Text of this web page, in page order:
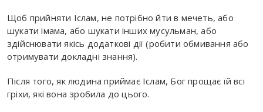
Щоб прийняти Іслам, не потрібно йти в мечеть, або
шукати імама, або шукати інших мусульман, або
здійснювати якісь додаткові дії (робити обмивання або
отримувати докладні знання).
Після того, як людина приймає Іслам, Бог прощає їй всі
гріхи, які вона зробила до цього.